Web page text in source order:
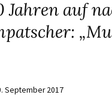
Jahren auf
September 2017